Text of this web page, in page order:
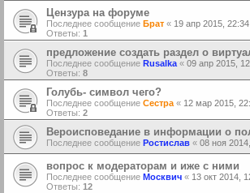
Цензура на форуме
Последнее сообщение Брат « 19 апр 2015, 22:34
Ответы: 1
предложение создать раздел о
Последнее сообщение Rusalka « 09 апр 2015,
Ответы: 8
Голубь- символ чего?
Последнее сообщение Сестра « 12 мар 2015,
Ответы: 2
Вероисповедание в информации о
Последнее сообщение Ростислав « 08 ноя
вопрос к модераторам и иже с ними
Последнее сообщение Москвич « 13 окт 2014,
Ответы: 12